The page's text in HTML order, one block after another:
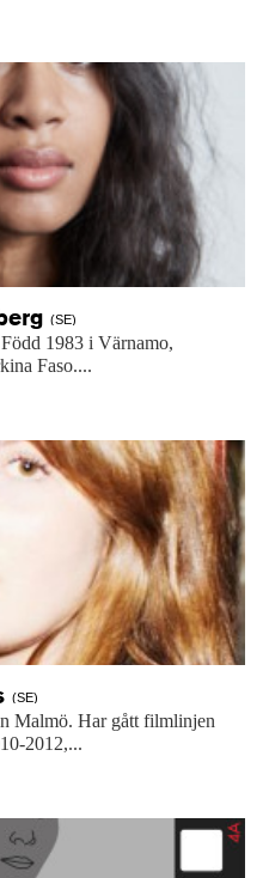
(SE)
Född 1983 i Värnamo,
Faso....
(SE)
Malmö. Har gått filmlinjen
2012,...